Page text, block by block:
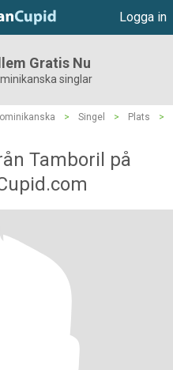
Logga in
Gratis Nu
singlar
> Singel > Plats
>
Tamboril på